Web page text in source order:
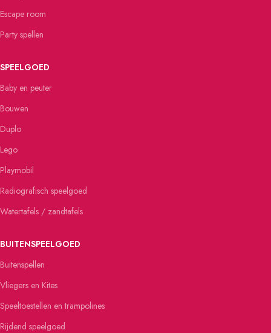
Escape room
Party spellen
SPEELGOED
Baby en peuter
Bouwen
Duplo
Lego
Playmobil
Radiografisch speelgoed
Watertafels / zandtafels
BUITENSPEELGOED
Buitenspellen
Vliegers en Kites
Speeltoestellen en trampolines
Rijdend speelgoed